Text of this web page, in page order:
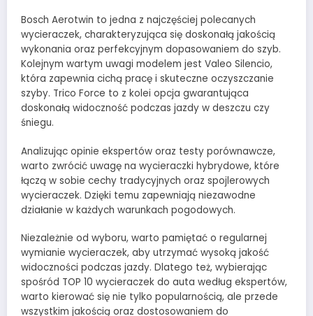
Bosch Aerotwin to jedna z najczęściej polecanych
wycieraczek, charakteryzująca się doskonałą jakością
wykonania oraz perfekcyjnym dopasowaniem do szyb.
Kolejnym wartym uwagi modelem jest Valeo Silencio,
która zapewnia cichą pracę i skuteczne oczyszczanie
szyby. Trico Force to z kolei opcja gwarantująca
doskonałą widoczność podczas jazdy w deszczu czy
śniegu.
Analizując opinie ekspertów oraz testy porównawcze,
warto zwrócić uwagę na wycieraczki hybrydowe, które
łączą w sobie cechy tradycyjnych oraz spojlerowych
wycieraczek. Dzięki temu zapewniają niezawodne
działanie w każdych warunkach pogodowych.
Niezależnie od wyboru, warto pamiętać o regularnej
wymianie wycieraczek, aby utrzymać wysoką jakość
widoczności podczas jazdy. Dlatego też, wybierając
spośród TOP 10 wycieraczek do auta według ekspertów,
warto kierować się nie tylko popularnością, ale przede
wszystkim jakością oraz dostosowaniem do